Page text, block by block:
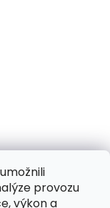
provozu
výkon a